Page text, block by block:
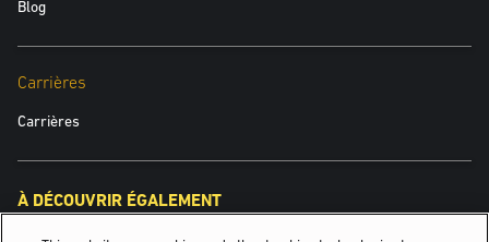
Blog
Carrières
Carrières
À DÉCOUVRIR ÉGALEMENT